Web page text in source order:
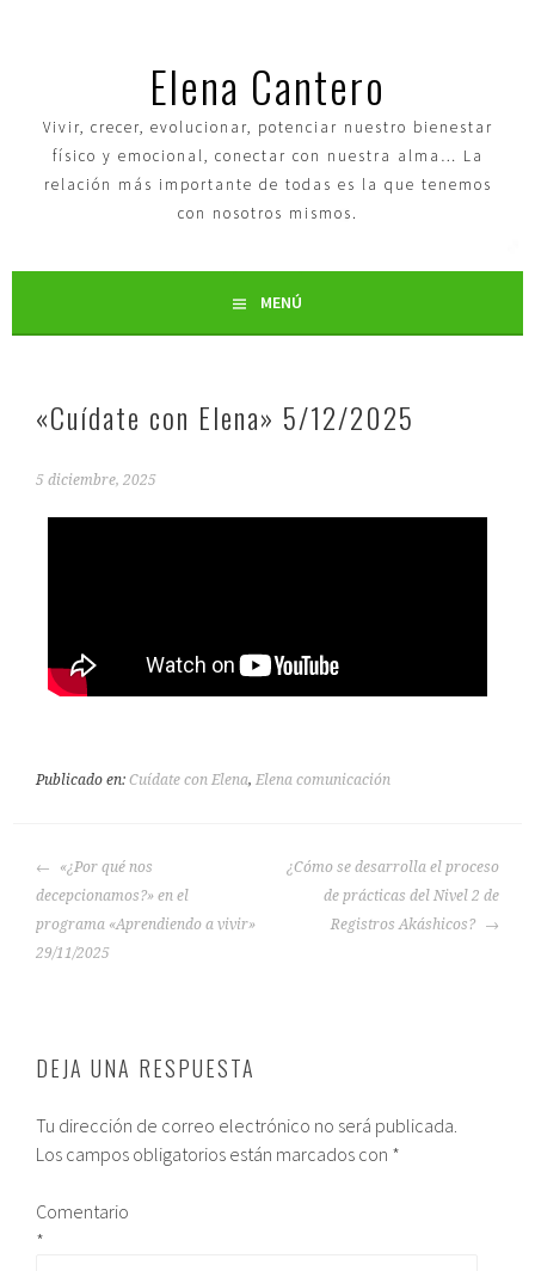
Elena Cantero
Vivir, crecer, evolucionar, potenciar nuestro bienestar
físico y emocional, conectar con nuestra alma… La
relación más importante de todas es la que tenemos
con nosotros mismos.
MENÚ
«Cuídate con Elena» 5/12/2025
5 diciembre, 2025
Publicado en:Cuídate con Elena,Elena comunicación
«¿Por qué nos
decepcionamos?» en el
programa «Aprendiendo a vivir»
29/11/2025
¿Cómo se desarrolla el proceso
de prácticas del Nivel 2 de
Registros Akáshicos?
DEJA UNA RESPUESTA
Tu dirección de correo electrónico no será publicada.
Los campos obligatorios están marcados con *
Comentario
*